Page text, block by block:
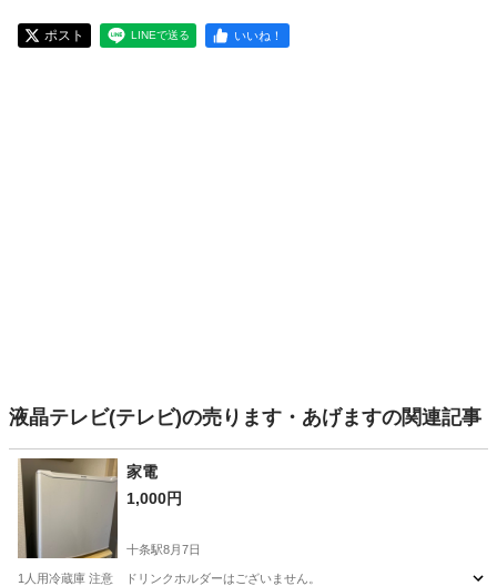
ポスト LINEで送る いいね！
液晶テレビ(テレビ)の売ります・あげますの関連記事
家電
1,000円
十条駅8月7日
1人用冷蔵庫 注意 ドリンクホルダーはございません。